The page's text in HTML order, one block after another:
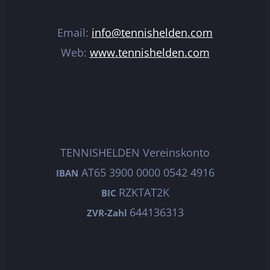
Email: info@tennishelden.com
Web: www.tennishelden.com
TENNISHELDEN Vereinskonto
IBAN AT65 3900 0000 0542 4916
BIC RZKTAT2K
ZVR-Zahl 644136313